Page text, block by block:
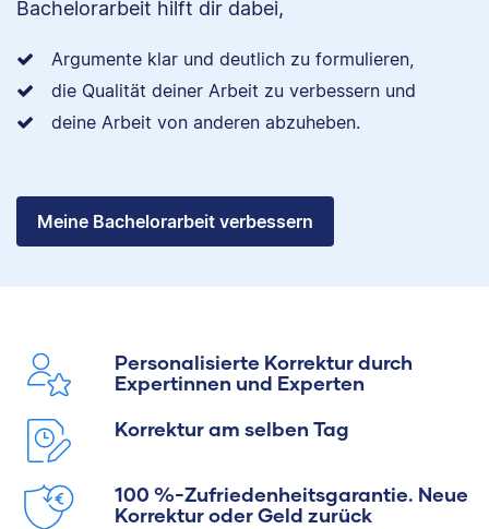
Bachelorarbeit hilft dir dabei,
Argumente klar und deutlich zu formulieren,
die Qualität deiner Arbeit zu verbessern und
deine Arbeit von anderen abzuheben.
Meine Bachelorarbeit verbessern
Personalisierte Korrektur durch
Expertinnen und Experten
Korrektur am selben Tag
100 %-Zufriedenheitsgarantie. Neue
Korrektur oder Geld zurück